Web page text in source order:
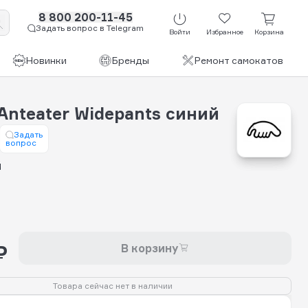
8 800 200-11-45
Задать вопрос в Telegram Войти Избранное Корзина
Новинки Бренды Ремонт самокатов
Widepants синий
Задать
вопрос
В корзину
Товара сейчас нет в наличии